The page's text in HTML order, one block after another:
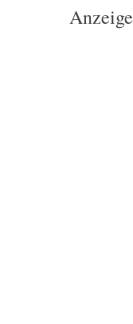
Anzeige